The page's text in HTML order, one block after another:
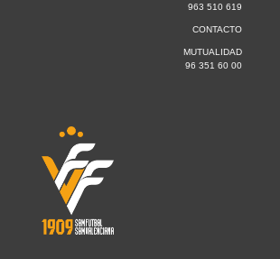
963 510 619
CONTACTO
MUTUALIDAD
96 351 60 00